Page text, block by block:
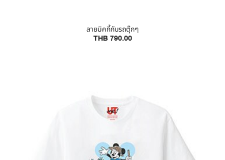
ลายมิคกี้กับรถตุ๊กๆ
THB 790.00